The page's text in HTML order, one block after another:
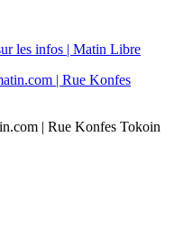
les infos | Matin Libre
| Rue Konfes Tokoin